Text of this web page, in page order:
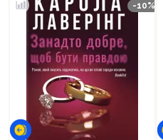
-10%